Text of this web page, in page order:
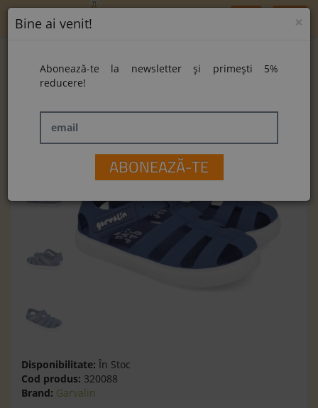
Home Sandale Garvalin 262707-A556 Mat Petrol
Sandale Garvalin 262707-A556 Mat Petrol
Disponibilitate: În Stoc
Cod produs: 320088
Brand: Garvalin
×
Bine ai venit!
Abonează-te la newsletter și primești 5%
reducere!
email
ABONEAZĂ-TE